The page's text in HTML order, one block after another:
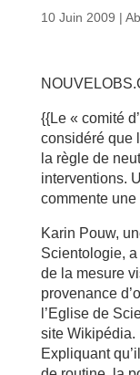
10 Juin 2009 |
{{Le « comité
considéré que
la règle de
interventions.
commente
Karin Pouw,
Scientologie,
de la mesure
provenance
l’Eglise de
site Wikipédia.
Expliquant